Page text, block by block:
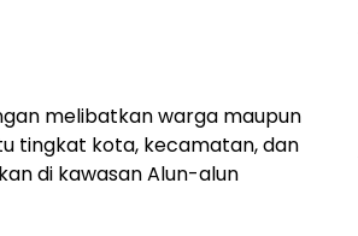
melibatkan warga maupun
tingkat kota, kecamatan, dan
di kawasan Alun-alun